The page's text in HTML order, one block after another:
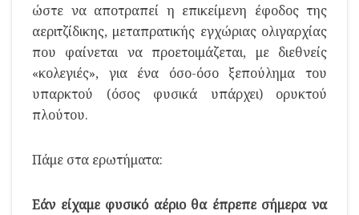
ώστε να αποτραπεί η επικείμενη έφοδος της
αεριτζίδικης, μεταπρατικής εγχώριας ολιγαρχίας
που φαίνεται να προετοιμάζεται, με διεθνείς
«κολεγιές», για ένα όσο-όσο ξεπούλημα του
υπαρκτού (όσος φυσικά υπάρχει) ορυκτού
πλούτου.
Πάμε στα ερωτήματα:
Εάν είχαμε φυσικό αέριο θα έπρεπε σήμερα να